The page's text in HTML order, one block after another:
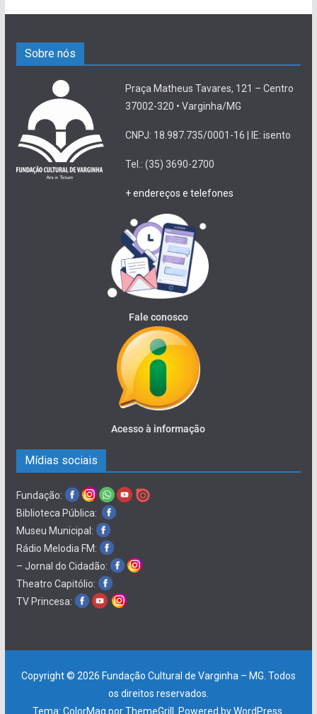
Sobre nós
Praça Matheus Tavares, 121 – Centro
37002-320 • Varginha/MG
CNPJ: 18.987.735/0001-16 | IE: isento
Tel.: (35) 3690-2700
+ endereços e telefones
Fale conosco
Acesso à informação
Mídias sociais
Fundação:
Biblioteca Pública:
Museu Municipal:
Rádio Melodia FM:
– Jornal do Cidadão:
Theatro Capitólio:
TV Princesa:
Copyright © 2026 Fundação Cultural de Varginha – MG . Todos
os direitos reservados.
Tema: ColorMag por ThemeGrill. Powered byWordPress